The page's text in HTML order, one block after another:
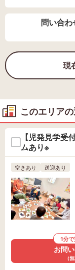
問い合わ
現
このエリア
【児発見学受
ムあり※
空きあり 送迎あり
1分で
お問
（